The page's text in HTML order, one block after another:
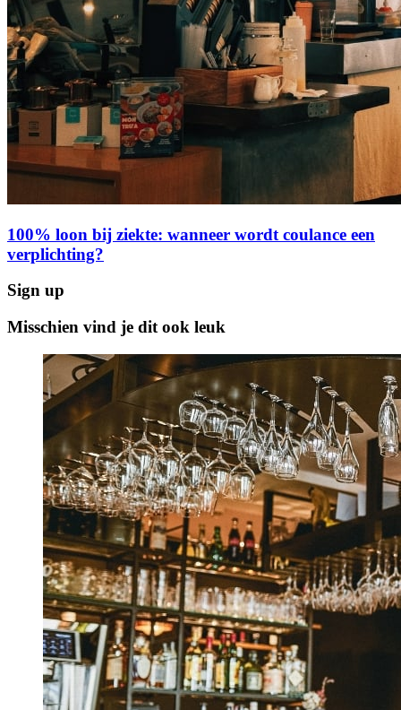
100% loon bij ziekte: wanneer wordt coulance een
verplichting?
Sign up
Misschien vind je dit ook leuk